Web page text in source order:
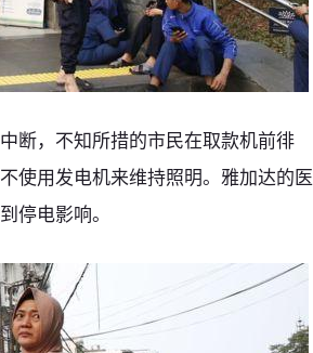
断，不知所措的市民在取款机前徘
使用发电机来维持照明。雅加达的医
停电影响。